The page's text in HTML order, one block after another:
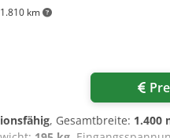
km
, Gesamtbreite: 1.400